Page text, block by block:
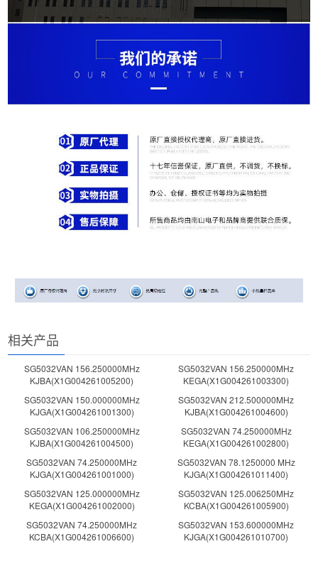
相关产品
SG5032VAN 156.250000MHz
KJBA(X1G004261005200)
SG5032VAN 156.250000MHz
KEGA(X1G004261003300)
SG5032VAN 150.000000MHz
KJGA(X1G004261001300)
SG5032VAN 212.500000MHz
KJBA(X1G004261004600)
SG5032VAN 106.250000MHz
KJBA(X1G004261004500)
SG5032VAN 74.250000MHz
KEGA(X1G004261002800)
SG5032VAN 74.250000MHz
KJGA(X1G004261001000)
SG5032VAN 78.1250000 MHz
KJGA(X1G004261011400)
SG5032VAN 125.000000MHz
KEGA(X1G004261002000)
SG5032VAN 125.006250MHz
KCBA(X1G004261005900)
SG5032VAN 74.250000MHz
KCBA(X1G004261006600)
SG5032VAN 153.600000MHz
KJGA(X1G004261010700)